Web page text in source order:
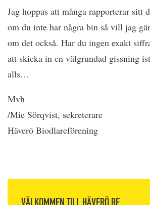
Jag hoppas att många rapporterar sitt
om du inte har några bin så vill jag
om det också. Har du ingen exakt
att skicka in en välgrundad gissning
alls…
Mvh
/Mie Sörqvist, sekreterare
Häverö Biodlareförening
VÄLKOMMEN TILL HÄVERÖ BF